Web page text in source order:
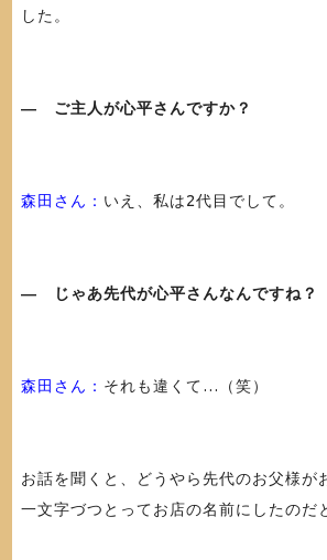
した。
― ご主人が心平さんですか？
森田さん： いえ、私は2代目でして。
― じゃあ先代が心平さんなんですね？
森田さん： それも違くて…（笑）
お話を聞くと、どうやら先代のお父様が
一文字づつとってお店の名前にしたのだ